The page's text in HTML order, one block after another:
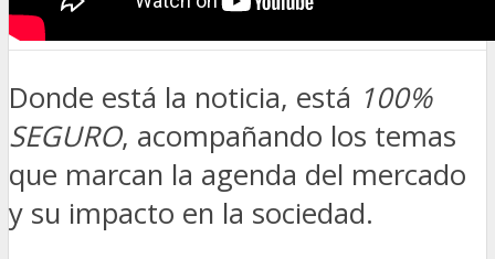
Donde está la noticia, está 100%
SEGURO, acompañando los temas
que marcan la agenda del mercado
y su impacto en la sociedad.